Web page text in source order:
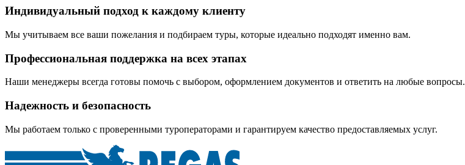
Индивидуальный подход к каждому клиенту
Мы учитываем все ваши пожелания и подбираем туры, которые идеально подходят именно вам.
Профессиональная поддержка на всех этапах
Наши менеджеры всегда готовы помочь с выбором, оформлением документов и ответить на любые вопросы.
Надежность и безопасность
Мы работаем только с проверенными туроператорами и гарантируем качество предоставляемых услуг.